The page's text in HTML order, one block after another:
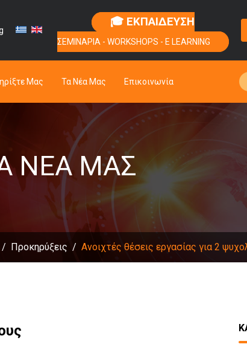
🎓 ΕΚΠΑΙΔΕΥΣΗ
ΣΕΜΙΝΑΡΙΑ - WORKSHOPS - E LEARNING
Μας Τα Νέα Μας Επικοινωνία
ΝΈΑ ΜΑΣ
Προκηρύξεις Ανοιχτές θέσεις εργασίας για 2